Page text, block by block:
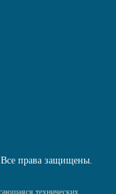
права защищены.